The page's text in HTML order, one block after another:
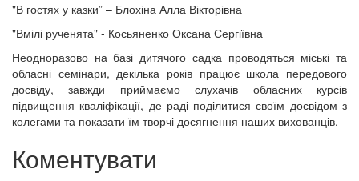
"В гостях у казки” – Блохіна Алла Вікторівна
"Вмілі рученята" - Косьяненко Оксана Сергіївна
Неодноразово на базі дитячого садка проводяться міські та
обласні семінари, декілька років працює школа передового
досвіду, завжди приймаємо слухачів обласних курсів
підвищення кваліфікації, де раді поділитися своїм досвідом з
колегами та показати їм творчі досягнення наших вихованців.
Коментувати